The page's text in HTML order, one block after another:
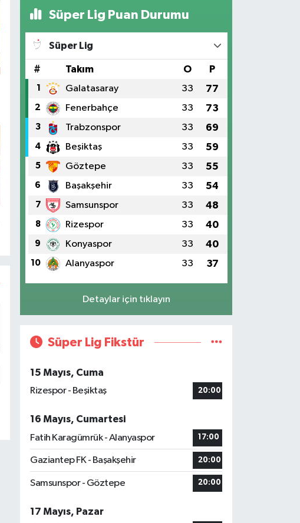
Süper Lig Puan Durumu
Süper Lig
# Takım O P
1 Galatasaray 33 77
2 Fenerbahçe 33 73
3 Trabzonspor 33 69
4 Beşiktaş 33 59
5 Göztepe 33 55
6 Başakşehir 33 54
7 Samsunspor 33 48
8 Rizespor 33 40
9 Konyaspor 33 40
10 Alanyaspor 33 37
Detaylar için tıklayın
Süper Lig Fikstür
15 Mayıs, Cuma
Rizespor - Beşiktaş
20:00
16 Mayıs, Cumartesi
Fatih Karagümrük - Alanyaspor
17:00
Gaziantep FK - Başakşehir 20:00
Samsunspor - Göztepe 20:00
17 Mayıs, Pazar